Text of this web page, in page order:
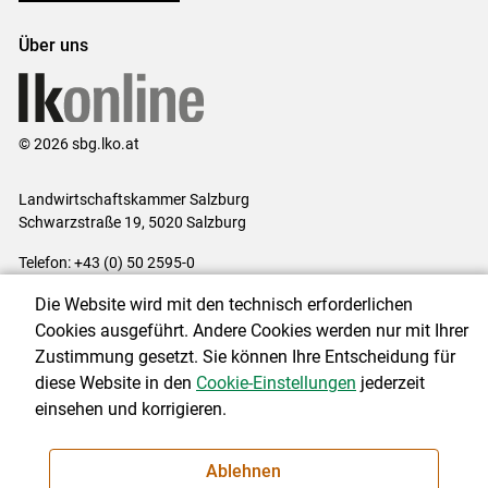
Über uns
© 2026 sbg.lko.at
Landwirtschaftskammer Salzburg
Schwarzstraße 19, 5020 Salzburg
Telefon: +43 (0) 50 2595-0
Impressum|Kontakt|Datenschutzerklärung|Barrierefreiheit|
Cookie-Einstellungen
NEWSLETTER
Die Website wird mit den technisch erforderlichen
Cookies ausgeführt. Andere Cookies werden nur mit Ihrer
Zustimmung gesetzt. Sie können Ihre Entscheidung für
diese Website in den Cookie-Einstellungen jederzeit
einsehen und korrigieren.
Ablehnen